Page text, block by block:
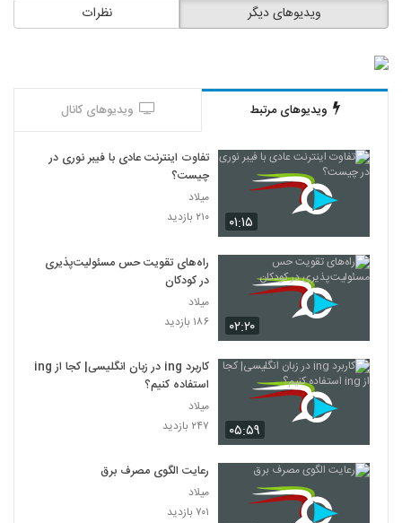
نظرات ویدیوهای دیگر
ویدیوهای مرتبط ویدیوهای کانال
۰۱:۱۵
تفاوت اینترنت عادی با فیبر نوری در
چیست؟
میلاد
۲۱۰ بازدید
۰۲:۲۰
راه‌های تقویت حس مسئولیت‌پذیری
در کودکان
میلاد
۱۸۶ بازدید
۰۵:۵۹
کاربرد ing در زبان انگلیسی| کجا از ing
استفاده کنیم؟
میلاد
۲۴۷ بازدید
رعایت الگوی مصرف برق
میلاد
۷۰۱ بازدید